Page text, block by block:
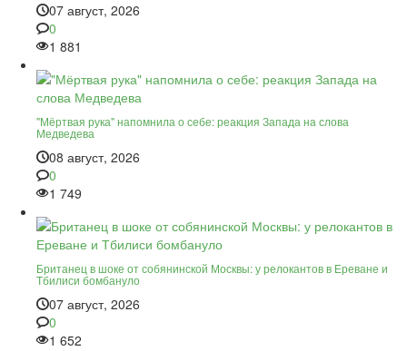
07 август, 2026
0
1 881
"Мёртвая рука" напомнила о себе: реакция Запада на слова
Медведева
08 август, 2026
0
1 749
Британец в шоке от собянинской Москвы: у релокантов в Ереване и
Тбилиси бомбануло
07 август, 2026
0
1 652